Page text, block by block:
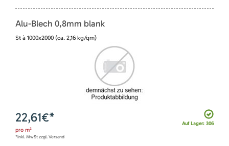
Alu-Blech 0,8mm blank
St à 1000x2000 (ca. 2,16 kg/qm)
Auf Lager: 306
22,61€*
pro m²
*inkl. MwSt zzgl. Versand